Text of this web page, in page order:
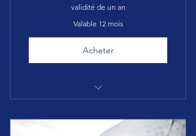
validité de un an
Valable 12 mois
Acheter